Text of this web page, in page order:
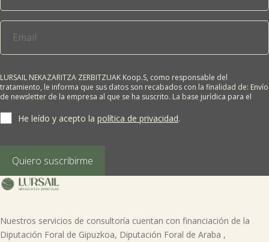
LURSAIL NEKAZARITZA ZERBITZUAK Koop.S, como responsable del
tratamiento, le informa que sus datos son recabados con la finalidad de: Envío
de newsletter de la empresa al que se ha suscrito. La base jurídica para el
terceros salvo obligación legal. Cualquier persona tiene derecho a solicitar el
acceso, rectificación, supresión, limitación del tratamiento, oposición o
lursail@lursailkoop.eus. Puede obtener información adicional en nuestra
página web.
He leído y acepto la política de privacidad.
Quiero suscribirme
Nuestros servicios de consultoría cuentan con financiación de la
Diputación Foral de Gipuzkoa, Diputación Foral de Araba ,